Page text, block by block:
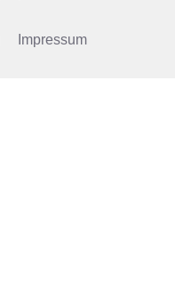
Impressum